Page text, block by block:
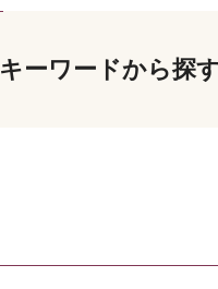
キーワードから探